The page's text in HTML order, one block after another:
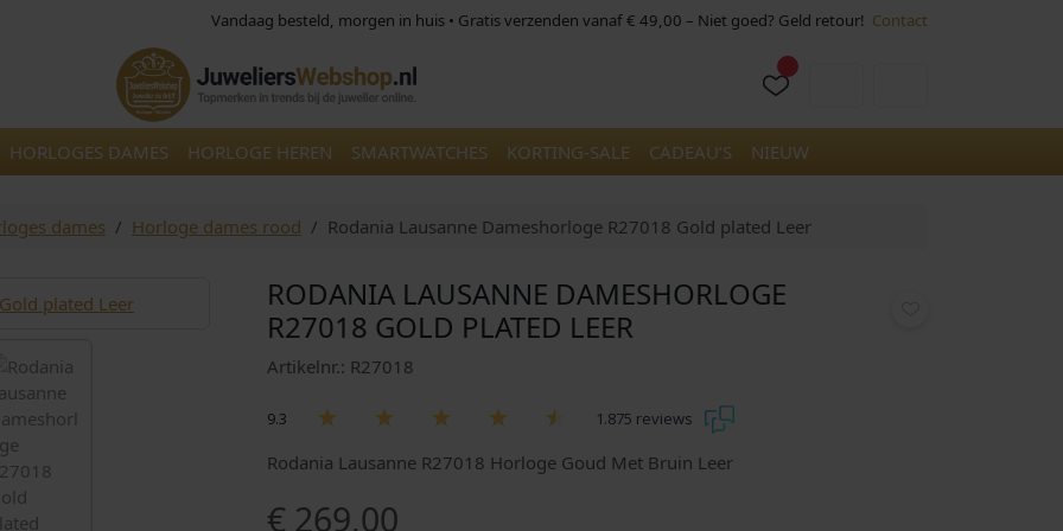
Vandaag besteld, morgen in huis • Gratis verzenden vanaf € 49,00 – Niet goed? Geld retour! Contact
HORLOGES DAMES HORLOGE HEREN SMARTWATCHES KORTING-SALE CADEAU’S NIEUW
dames Horloge dames rood Rodania Lausanne Dameshorloge R27018 Gold plated Leer
RODANIA LAUSANNE DAMESHORLOGE
R27018 GOLD PLATED LEER
Artikelnr.: R27018
9.3 1.875 reviews
Rodania Lausanne R27018 Horloge Goud Met Bruin Leer
€ 269,00